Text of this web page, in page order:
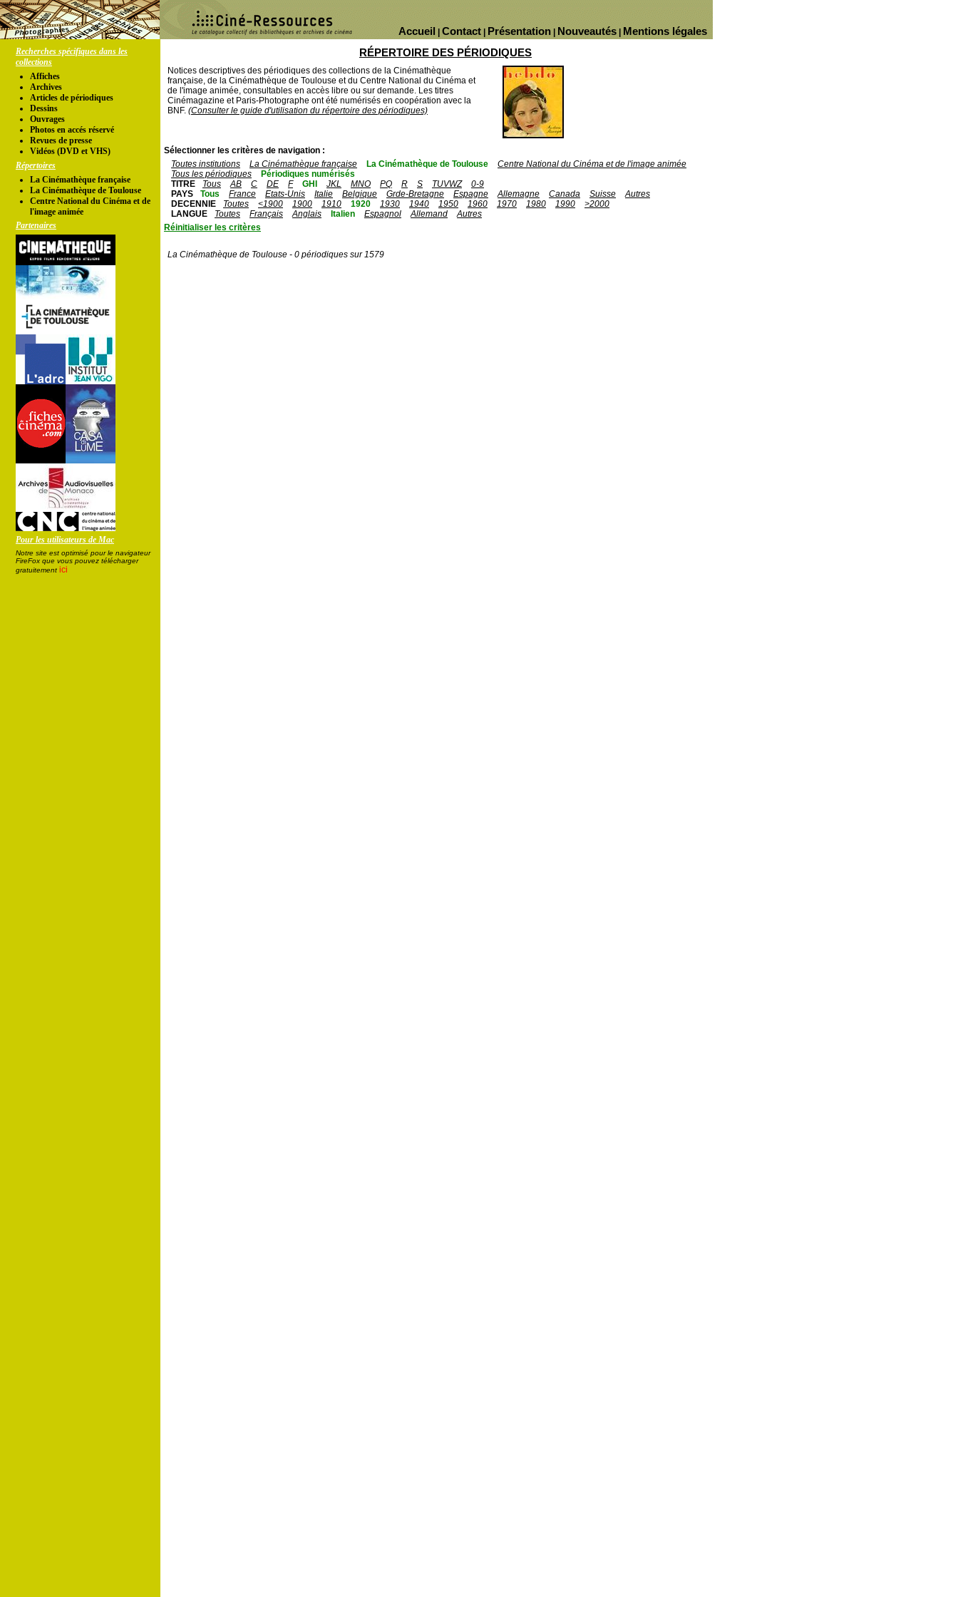
Mentions légales
Nouveautés
Présentation
Contact
Accueil
Recherches spécifiques dans les
collections
Affiches
Archives
Articles de périodiques
Dessins
Ouvrages
Photos en accés réservé
Revues de presse
Vidéos (DVD et VHS)
Répertoires
La Cinémathèque française
La Cinémathèque de Toulouse
Centre National du Cinéma et de
l'image animée
Partenaires
Pour les utilisateurs de Mac
Notre site est optimisé pour le navigateur
FireFox que vous pouvez télécharger
gratuitement ici
RÉPERTOIRE DES PÉRIODIQUES
Notices descriptives des périodiques des collections de la Cinémathèque
française, de la Cinémathèque de Toulouse et du Centre National du Cinéma et
de l'image animée, consultables en accès libre ou sur demande. Les titres
Cinémagazine et Paris-Photographe ont été numérisés en coopération avec la
BNF. (Consulter le guide d'utilisation du répertoire des périodiques)
Sélectionner les critères de navigation :
Toutes institutions
La Cinémathèque française La Cinémathèque de Toulouse
Centre National du Cinéma et de l'image animée
Tous les périodiques
Périodiques numérisés
TITRE
Tous AB C DE F GHI JKL MNO PQ R S TUVWZ
0-9
PAYS
Tous France Etats-Unis Italie Belgique Grde-Bretagne Espagne Allemagne Canada Suisse
Autres
DECENNIE
Toutes <1900 1900 1910 1920 1930 1940 1950 1960 1970 1980 1990
>2000
LANGUE
Toutes Français Anglais Italien Espagnol Allemand
Autres
Réinitialiser les critères
La Cinémathèque de Toulouse - 0 périodiques sur 1579